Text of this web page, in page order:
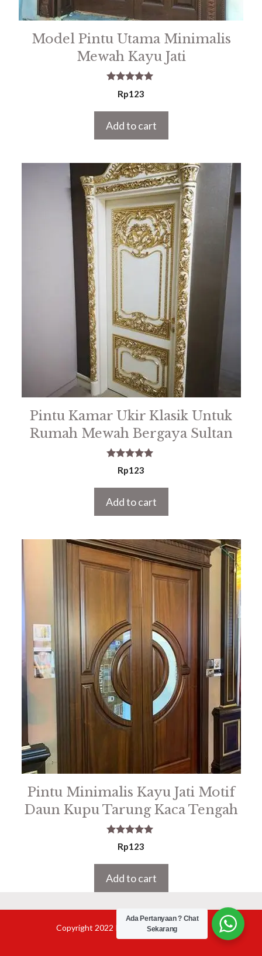
Model Pintu Utama Minimalis
Mewah Kayu Jati
5.00
out of 5
Rp123
Add to cart
Pintu Kamar Ukir Klasik Untuk
Rumah Mewah Bergaya Sultan
5.00
out of 5
Rp123
Add to cart
Pintu Minimalis Kayu Jati Motif
Daun Kupu Tarung Kaca Tengah
5.00
out of 5
Rp123
Add to cart
Copyright 2022 Product Furniture Jepara
Ada Pertanyaan ? Chat
Sekarang